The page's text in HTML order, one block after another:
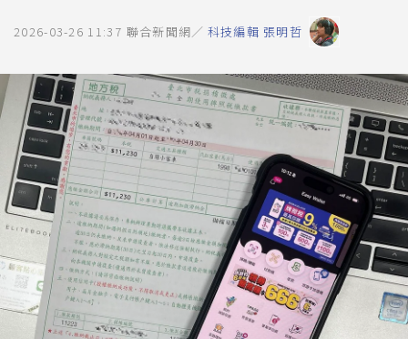
2026-03-26 11:37 聯合新聞網／ 科技編輯 張明哲